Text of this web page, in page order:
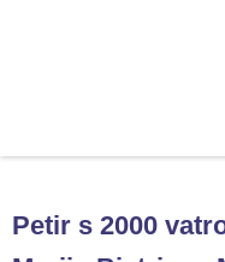
Petir s 2000